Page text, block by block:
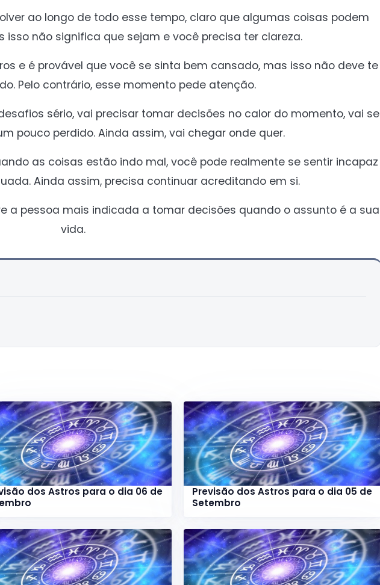
ao longo de todo esse tempo, claro que algumas coisas podem
isso não significa que sejam e você precisa ter clareza.
e é provável que você se sinta bem cansado, mas isso não deve te
Pelo contrário, esse momento pede atenção.
sério, vai precisar tomar decisões no calor do momento, vai se
pouco perdido. Ainda assim, vai chegar onde quer.
as coisas estão indo mal, você pode realmente se sentir incapaz
Ainda assim, precisa continuar acreditando em si.
a pessoa mais indicada a tomar decisões quando o assunto é a sua
vida.
dos Astros para o dia 06 de
Previsão dos Astros para o dia 05 de
Setembro